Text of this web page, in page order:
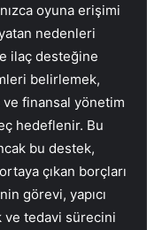
oyuna erişimi
nedenleri
ilaç desteğine
belirlemek,
finansal yönetim
hedeflenir. Bu
bu destek,
çıkan borçları
görevi, yapıcı
ve tedavi sürecini